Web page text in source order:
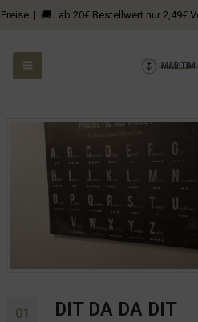
| 🚚 ab 20€ Bestellwert nur 2,49€
01 DIT DA DA DIT